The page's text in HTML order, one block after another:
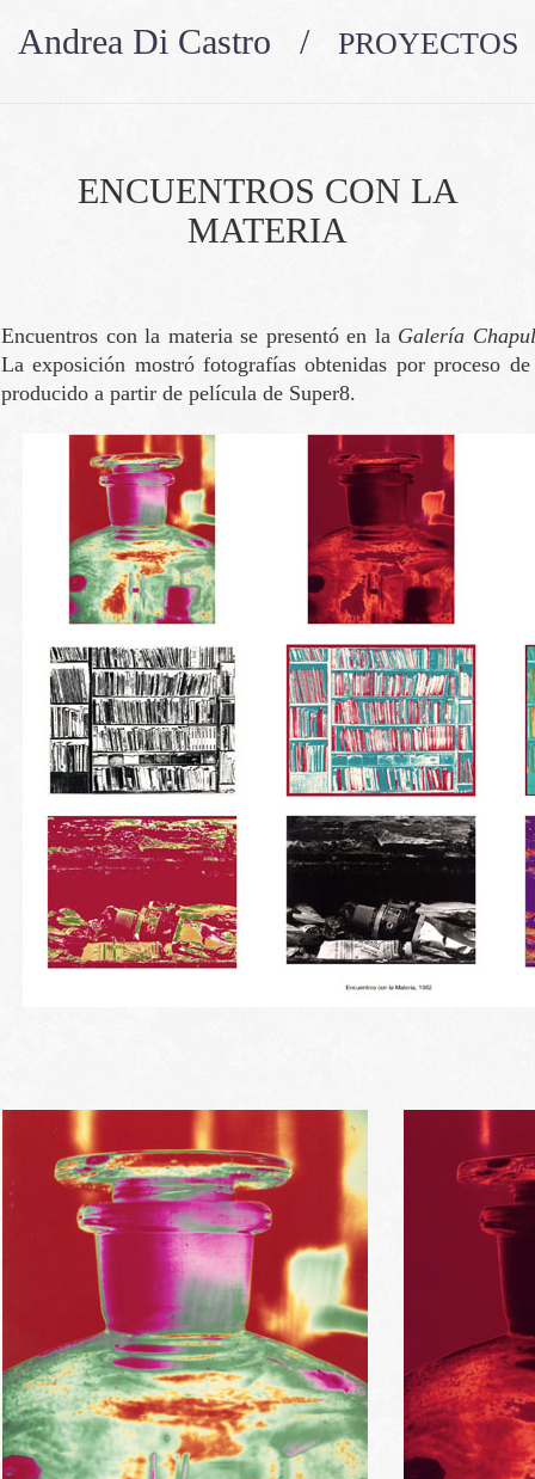
Andrea Di Castro / PROYECTOS
ENCUENTROS CON LA
MATERIA
Encuentros con la materia se presentó en la Galería
La exposición mostró fotografías obtenidas por proceso
producido a partir de película de Super8.